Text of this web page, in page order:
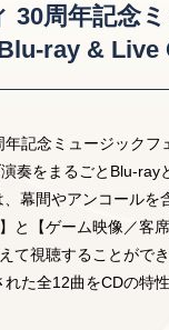
30周年記念
ray & Live
年記念ミュージックフ
奏をまるごとBlu-ray
幕間やアンコールを
と【ゲーム映像／客
て視聴することがで
た全12曲をCDの特